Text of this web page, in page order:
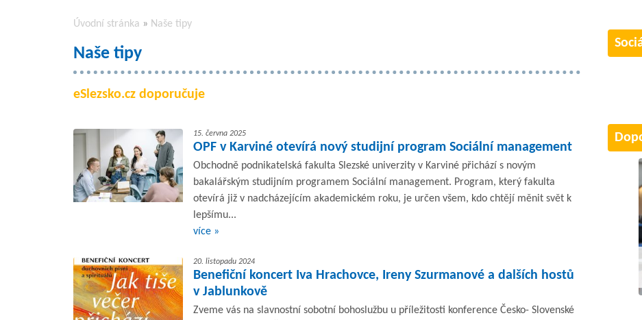
Úvodní stránka » Naše tipy
Naše tipy
eSlezsko.cz doporučuje
15. června 2025
OPF v Karviné otevírá nový studijní program Sociální management
Obchodně podnikatelská fakulta Slezské univerzity v Karviné přichází s novým
bakalářským studijním programem Sociální management. Program, který fakulta
otevírá již v nadcházejícím akademickém roku, je určen všem, kdo chtějí měnit svět k
lepšímu...
více »
20. listopadu 2024
Benefiční koncert Iva Hrachovce, Ireny Szurmanové a dalších hostů
v Jablunkově
Zveme vás na slavnostní sobotní bohoslužbu u příležitosti konference Česko- Slovenské